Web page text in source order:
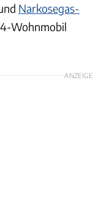
Narkosegas-
Wohnmobil
ANZEIGE